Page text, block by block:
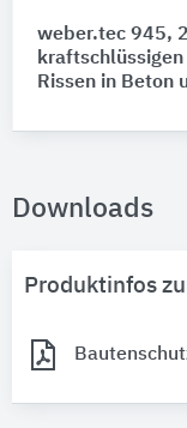
weber.tec 945,
Rissen in Beton
Downloads
Produktinfos